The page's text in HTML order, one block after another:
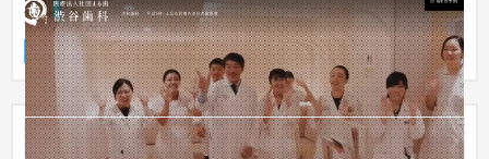
渋谷歯科タナカ
企業サイト 歯科医院 51〜100万円